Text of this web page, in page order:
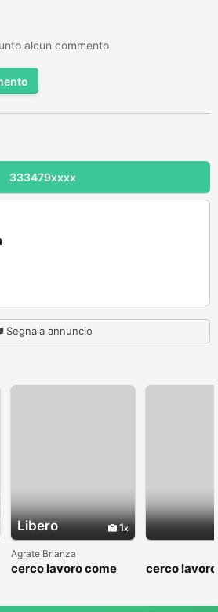
alcun commento
333479xxxx
Segnala annuncio
Libero 1
Agrate Brianza
cerco lavoro come
cerco